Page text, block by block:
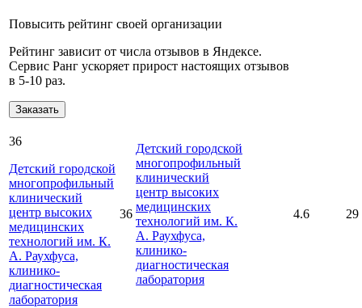
Повысить рейтинг своей организации
Рейтинг зависит от числа отзывов в Яндексе.
Сервис Ранг ускоряет прирост настоящих отзывов
в 5‑10 раз.
Заказать
36
Детский городской
многопрофильный
клинический
центр высоких
медицинских
технологий им. К.
А. Раухфуса,
клинико-
диагностическая
лаборатория
36
Детский городской
многопрофильный
клинический
центр высоких
медицинских
технологий им. К.
А. Раухфуса,
клинико-
диагностическая
лаборатория
4.6 29